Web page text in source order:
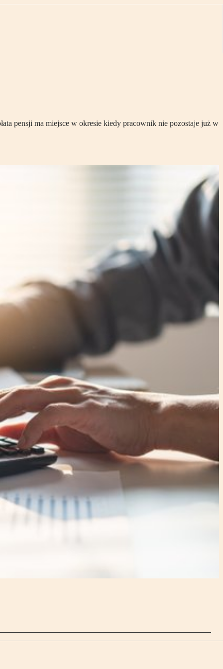
pensji ma miejsce w okresie kiedy pracownik nie pozostaje już w